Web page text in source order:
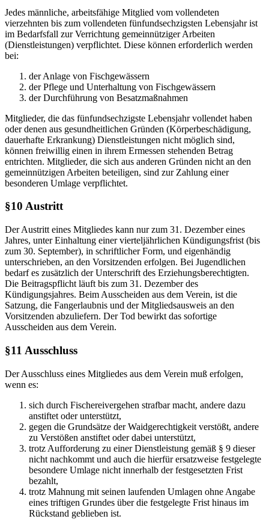
Jedes männliche, arbeitsfähige Mitglied vom vollendeten
vierzehnten bis zum vollendeten fünfundsechzigsten Lebensjahr ist
im Bedarfsfall zur Verrichtung gemeinnütziger Arbeiten
(Dienstleistungen) verpflichtet. Diese können erforderlich werden
bei:
der Anlage von Fischgewässern
der Pflege und Unterhaltung von Fischgewässern
der Durchführung von Besatzmaßnahmen
Mitglieder, die das fünfundsechzigste Lebensjahr vollendet haben
oder denen aus gesundheitlichen Gründen (Körperbeschädigung,
dauerhafte Erkrankung) Dienstleistungen nicht möglich sind,
können freiwillig einen in ihrem Ermessen stehenden Betrag
entrichten. Mitglieder, die sich aus anderen Gründen nicht an den
gemeinnützigen Arbeiten beteiligen, sind zur Zahlung einer
besonderen Umlage verpflichtet.
§10 Austritt
Der Austritt eines Mitgliedes kann nur zum 31. Dezember eines
Jahres, unter Einhaltung einer vierteljährlichen Kündigungsfrist (bis
zum 30. September), in schriftlicher Form, und eigenhändig
unterschrieben, an den Vorsitzenden erfolgen. Bei Jugendlichen
bedarf es zusätzlich der Unterschrift des Erziehungsberechtigten.
Die Beitragspflicht läuft bis zum 31. Dezember des
Kündigungsjahres. Beim Ausscheiden aus dem Verein, ist die
Satzung, die Fangerlaubnis und der Mitgliedsausweis an den
Vorsitzenden abzuliefern. Der Tod bewirkt das sofortige
Ausscheiden aus dem Verein.
§11 Ausschluss
Der Ausschluss eines Mitgliedes aus dem Verein muß erfolgen,
wenn es:
sich durch Fischereivergehen strafbar macht, andere dazu
anstiftet oder unterstützt,
gegen die Grundsätze der Waidgerechtigkeit verstößt, andere
zu Verstößen anstiftet oder dabei unterstützt,
trotz Aufforderung zu einer Dienstleistung gemäß § 9 dieser
nicht nachkommt und auch die hierfür ersatzweise festgelegte
besondere Umlage nicht innerhalb der festgesetzten Frist
bezahlt,
trotz Mahnung mit seinen laufenden Umlagen ohne Angabe
eines triftigen Grundes über die festgelegte Frist hinaus im
Rückstand geblieben ist.